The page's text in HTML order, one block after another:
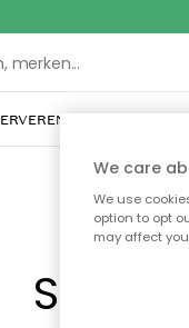
& TAFELGEREI
Sorry!
We care
We use
option to opt
may affect